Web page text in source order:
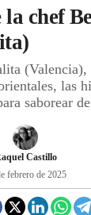
la chef
las
saborear
Castillo
febrero de 2025